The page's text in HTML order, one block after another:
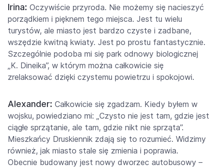
Irina: Oczywiście przyroda. Nie możemy się nacieszyć
porządkiem i pięknem tego miejsca. Jest tu wielu
turystów, ale miasto jest bardzo czyste i zadbane,
wszędzie kwitną kwiaty. Jest po prostu fantastycznie.
Szczególnie podoba mi się park odnowy biologicznej
„K. Dineika”, w którym można całkowicie się
zrelaksować dzięki czystemu powietrzu i spokojowi.
Alexander: Całkowicie się zgadzam. Kiedy byłem w
wojsku, powiedziano mi: „Czysto nie jest tam, gdzie jest
ciągłe sprzątanie, ale tam, gdzie nikt nie sprząta”.
Mieszkańcy Druskiennik zdają się to rozumieć. Widzimy
również, jak miasto stale się zmienia i poprawia.
Obecnie budowany jest nowy dworzec autobusowy –